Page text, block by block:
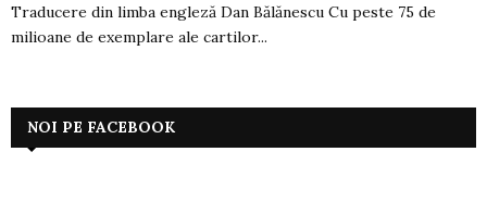
Traducere din limba engleză Dan Bălănescu Cu peste 75 de
milioane de exemplare ale cartilor...
NOI PE FACEBOOK